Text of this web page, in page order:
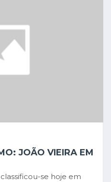
JOÃO VIEIRA EM
se hoje em